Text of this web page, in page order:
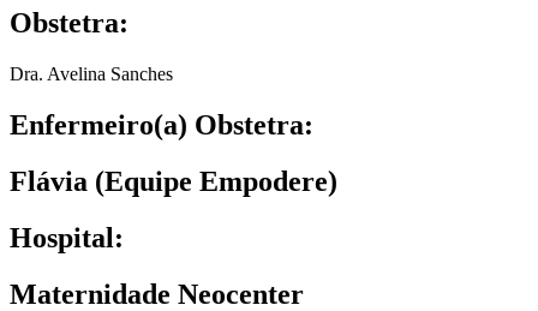
Obstetra:
Dra. Avelina Sanches
Enfermeiro(a) Obstetra:
Flávia (Equipe Empodere)
Hospital:
Maternidade Neocenter